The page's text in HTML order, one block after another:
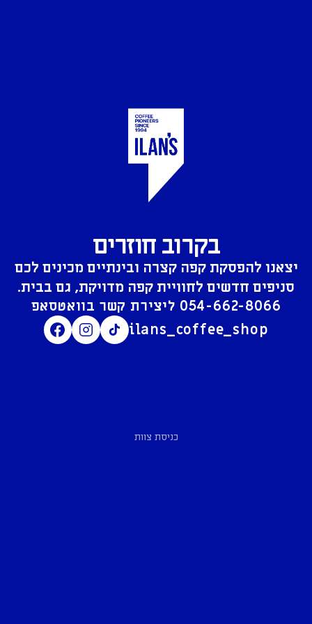
בקרוב חוזרים
יצאנו להפסקת קפה קצרה ובינתיים מכינים לכם
סניפים חדשים לחוויית קפה מדויקת, גם בבית.
054-662-8066
ilans_coffee_shop
כניסת צוות